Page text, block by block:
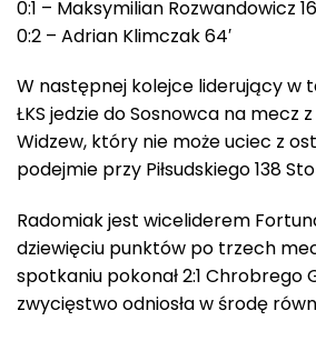
0:1 – Maksymilian Rozwandowicz
0:2 – Adrian Klimczak 64′
W następnej kolejce liderujący w
ŁKS jedzie do Sosnowca na mecz z
Widzew, który nie może uciec z
podejmie przy Piłsudskiego 138
Radomiak jest wiceliderem
dziewięciu punktów po trzech
spotkaniu pokonał 2:1 Chrobrego
zwycięstwo odniosła w środę